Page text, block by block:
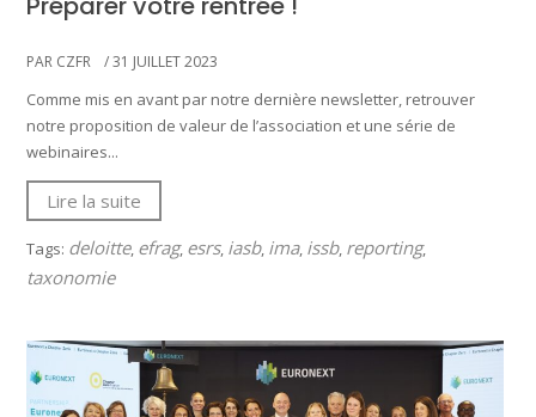
PAR CZFR / 31 JUILLET 2023
Comme mis en avant par notre dernière newsletter, retrouver
notre proposition de valeur de l’association et une série de
webinaires...
Lire la suite
Tags: deloitte, efrag, esrs, iasb, ima, issb, reporting,
taxonomie